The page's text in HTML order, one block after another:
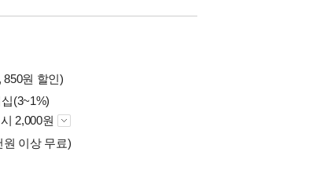
850원 할인)
(3~1%)
2,000원
원 이상 무료)